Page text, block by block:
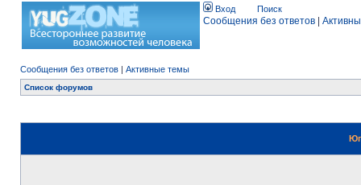
Вход Поиск
Сообщения без ответов
Сообщения без ответов | Активные темы
Список форумов